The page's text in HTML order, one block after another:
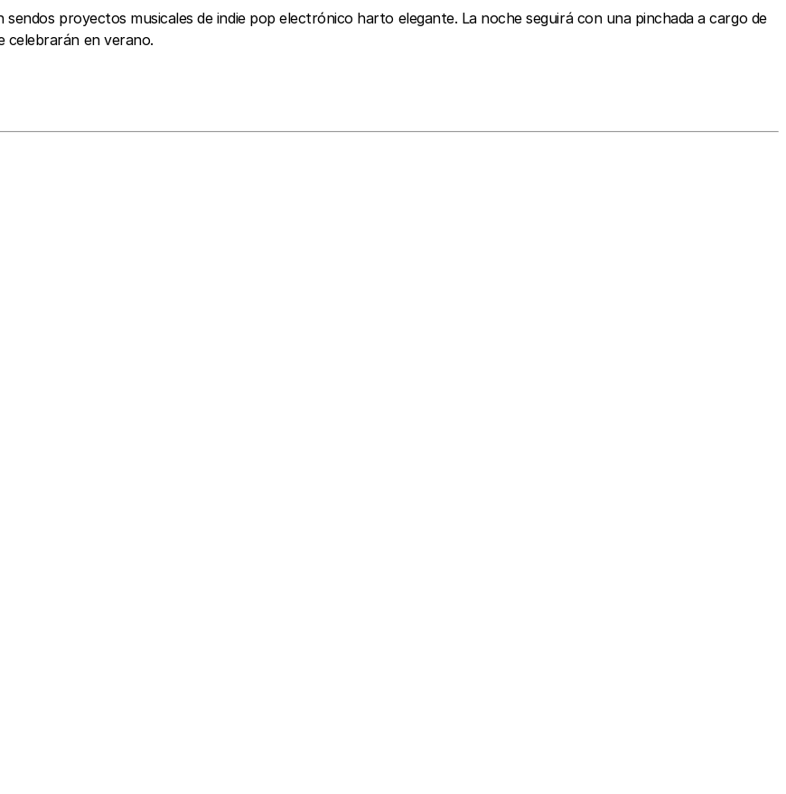
proyectos musicales de indie pop electrónico harto elegante. La noche seguirá con una pinchada a cargo de
celebrarán en verano.